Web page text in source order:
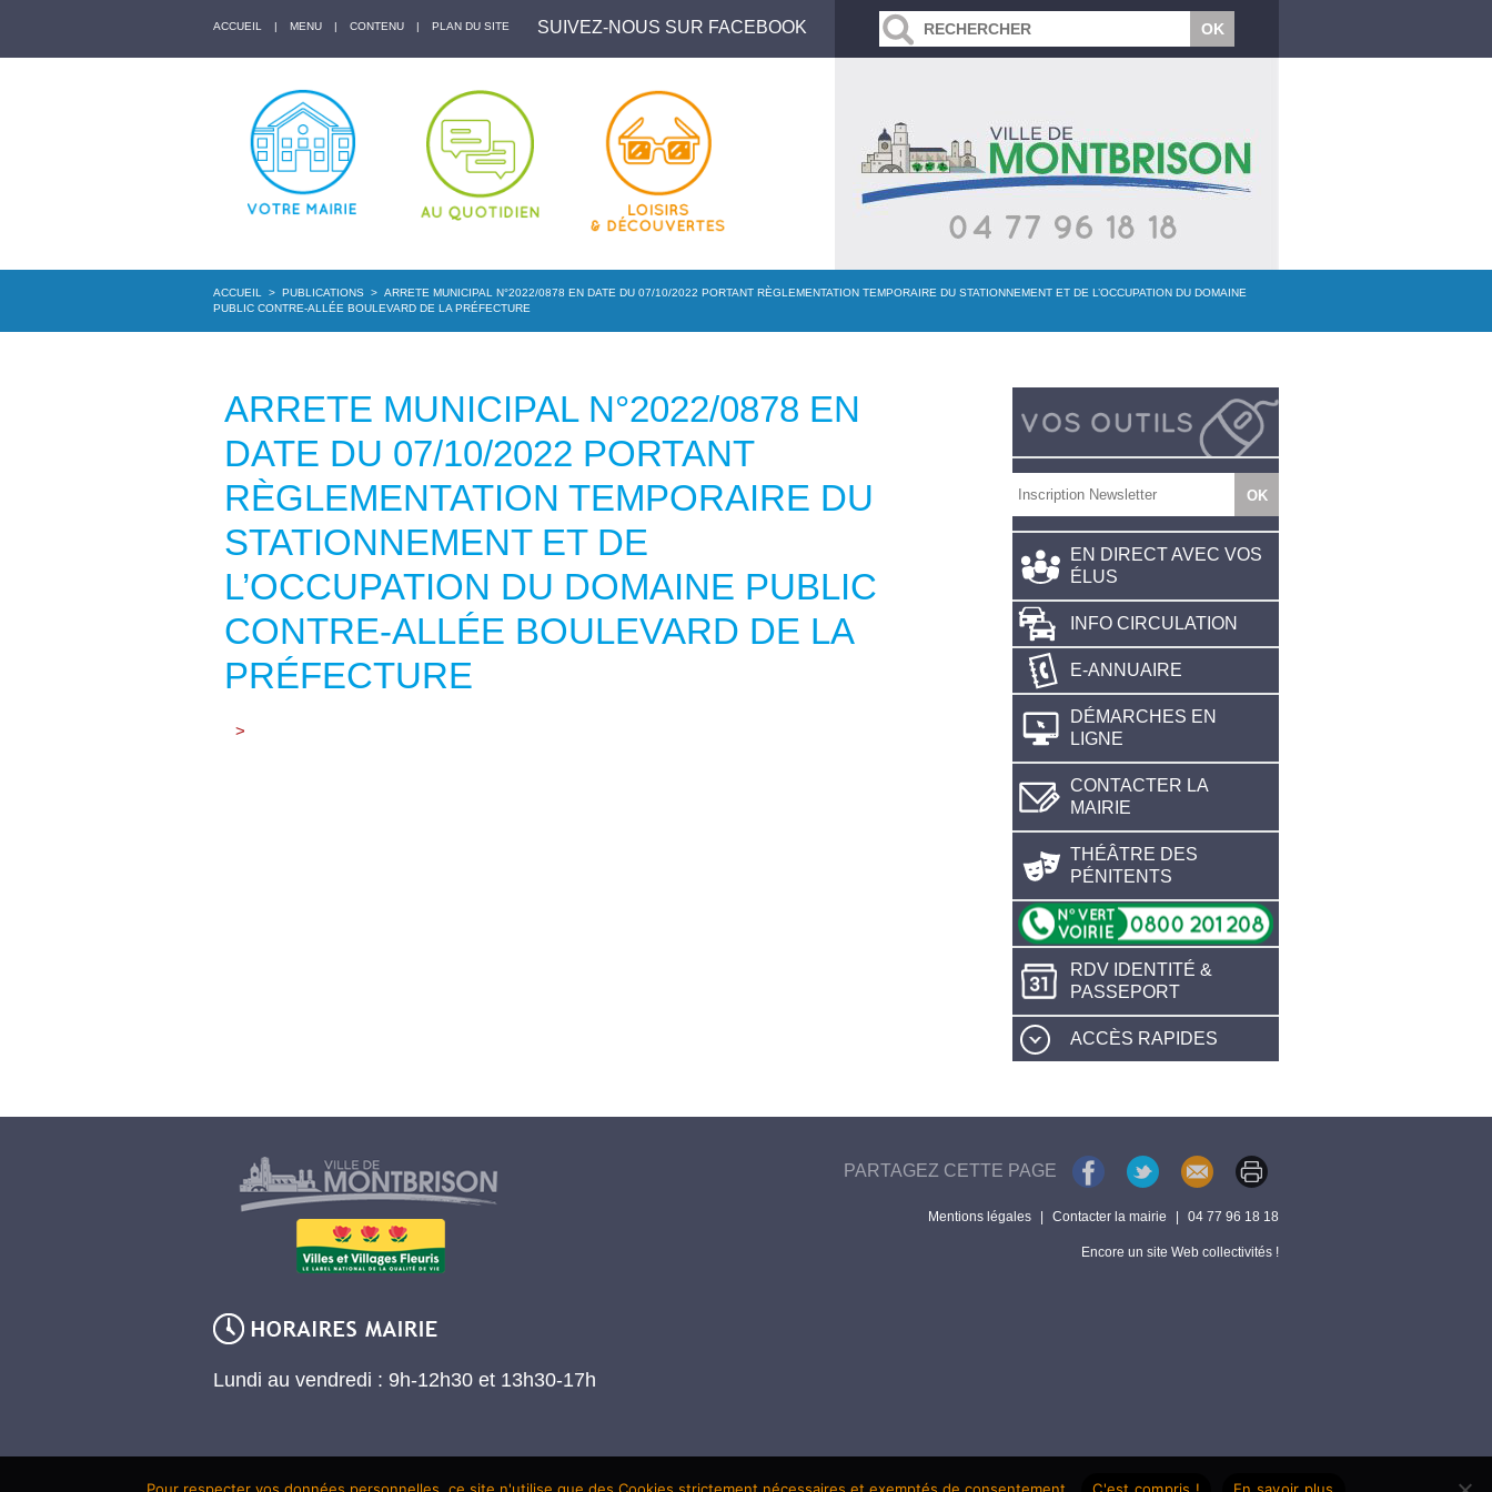
ACCUEIL | MENU | CONTENU | PLAN DU SITE SUIVEZ-NOUS SUR FACEBOOK
ACCUEIL > PUBLICATIONS > ARRETE MUNICIPAL N°2022/0878 EN DATE DU 07/10/2022 PORTANT RÈGLEMENTATION TEMPORAIRE DU STATIONNEMENT ET DE L’OCCUPATION DU DOMAINE
PUBLIC CONTRE-ALLÉE BOULEVARD DE LA PRÉFECTURE
ARRETE MUNICIPAL N°2022/0878 EN
DATE DU 07/10/2022 PORTANT
RÈGLEMENTATION TEMPORAIRE DU
STATIONNEMENT ET DE
L’OCCUPATION DU DOMAINE PUBLIC
CONTRE-ALLÉE BOULEVARD DE LA
PRÉFECTURE
>
EN DIRECT AVEC VOS
ÉLUS
INFO CIRCULATION
E-ANNUAIRE
DÉMARCHES EN
LIGNE
CONTACTER LA
MAIRIE
THÉÂTRE DES
PÉNITENTS
RDV IDENTITÉ &
PASSEPORT
ACCÈS RAPIDES
Lundi au vendredi : 9h-12h30 et 13h30-17h
PARTAGEZ CETTE PAGE
Mentions légales Contacter la mairie 04 77 96 18 18
Encore un site Web collectivités !